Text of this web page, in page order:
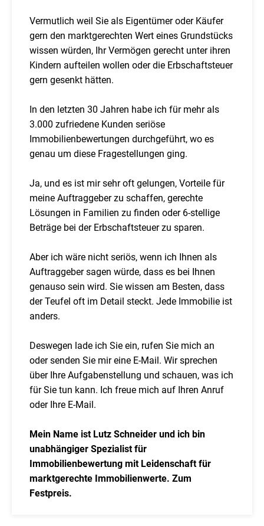
Vermutlich weil Sie als Eigentümer oder Käufer
gern den marktgerechten Wert eines Grundstücks
wissen würden, Ihr Vermögen gerecht unter ihren
Kindern aufteilen wollen oder die Erbschaftsteuer
gern gesenkt hätten.
In den letzten 30 Jahren habe ich für mehr als
3.000 zufriedene Kunden seriöse
Immobilienbewertungen durchgeführt, wo es
genau um diese Fragestellungen ging.
Ja, und es ist mir sehr oft gelungen, Vorteile für
meine Auftraggeber zu schaffen, gerechte
Lösungen in Familien zu finden oder 6-stellige
Beträge bei der Erbschaftsteuer zu sparen.
Aber ich wäre nicht seriös, wenn ich Ihnen als
Auftraggeber sagen würde, dass es bei Ihnen
genauso sein wird. Sie wissen am Besten, dass
der Teufel oft im Detail steckt. Jede Immobilie ist
anders.
Deswegen lade ich Sie ein, rufen Sie mich an
oder senden Sie mir eine E-Mail. Wir sprechen
über Ihre Aufgabenstellung und schauen, was ich
für Sie tun kann. Ich freue mich auf Ihren Anruf
oder Ihre E-Mail.
Mein Name ist Lutz Schneider und ich bin
unabhängiger Spezialist für
Immobilienbewertung mit Leidenschaft für
marktgerechte Immobilienwerte. Zum
Festpreis.